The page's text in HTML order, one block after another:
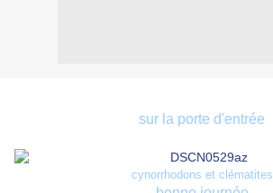
sur la porte d'entrée
cynorrhodons et clématites